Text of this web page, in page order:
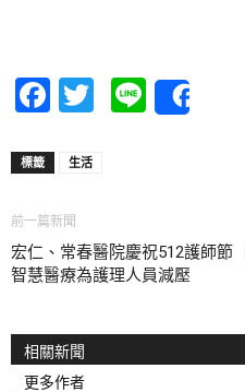
Facebook
Twitter
Line
標籤 生活
前一篇新聞
宏仁、常春醫院慶祝512護師節
智慧醫療為護理人員減壓
相關新聞
更多作者